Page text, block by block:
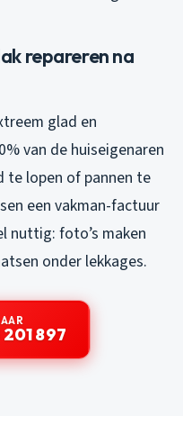
repareren na
glad en
van de huiseigenaren
te lopen of pannen te
een vakman-factuur
nuttig: foto’s maken
onder lekkages.
897